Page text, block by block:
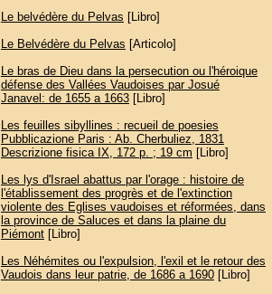
Le belvédère du Pelvas [Libro]
Le Belvédère du Pelvas [Articolo]
Le bras de Dieu dans la persecution ou l'héroique
défense des Vallées Vaudoises par Josué
Janavel: de 1655 a 1663[Libro]
Les feuilles sibyllines : recueil de poesies
Pubblicazione Paris : Ab. Cherbuliez, 1831
Descrizione fisica IX, 172 p. ; 19 cm [Libro]
Les lys d'Israel abattus par l'orage : histoire de
l'établissement des progrès et de l'extinction
violente des Eglises vaudoises et réformées, dans
la province de Saluces et dans la plaine du
Piémont[Libro]
Les Néhémites ou l'expulsion, l'exil et le retour des
Vaudois dans leur patrie, de 1686 a 1690[Libro]